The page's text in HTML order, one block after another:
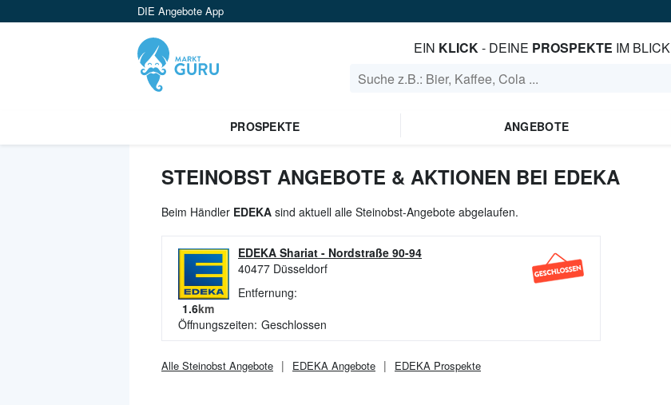
DIE Angebote App
EIN KLICK- DEINE PROSPEKTE IM BLICK
PROSPEKTE ANGEBOTE
STEINOBST ANGEBOTE & AKTIONEN BEI EDEKA
Beim Händler EDEKA sind aktuell alle Steinobst-Angebote abgelaufen.
EDEKA Shariat - Nordstraße 90-94
40477 Düsseldorf
Entfernung:
1.6km
Öffnungszeiten: Geschlossen
Alle Steinobst Angebote EDEKA Angebote EDEKA Prospekte